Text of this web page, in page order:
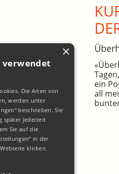
ein
all
×
verwendet
Die Arten von
werden unter
beschrieben. Sie
später jederzeit
Sie auf die
in der
klicken.